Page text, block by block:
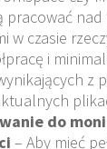
pracować
w czasie
i
z
do
– Aby mieć